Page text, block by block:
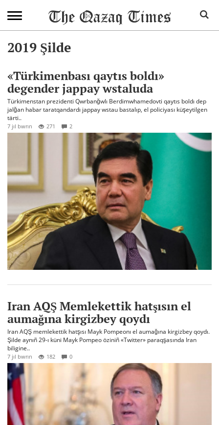
2019 Şilde
«Türkimenbası qaytıs boldı»
degender jappay wstaluda
Türkimenstan prezidenti Qwrbanğwlı Berdimwhamedovti qaytıs boldı dep
jalğan habar taratqandardı jappay wstau bastalıp, el policiyası küşeytilgen
tärti..
7 jıl bwrın 271 2
Iran AQŞ Memlekettik hatşısın el
aumağına kirgizbey qoydı
Iran AQŞ memlekettik hatşısı Mayk Pompeonı el aumağına kirgizbey qoydı.
Şilde aynıñ 29-ı küni Mayk Pompeo öziniñ «Twitter» paraqşasında Iran
biligine..
7 jıl bwrın 182 0